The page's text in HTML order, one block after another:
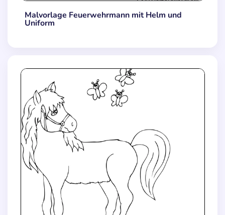
Malvorlage Feuerwehrmann mit Helm und
Uniform